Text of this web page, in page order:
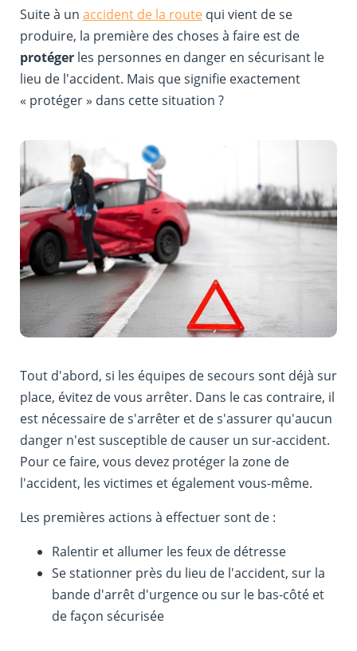
Suite à un accident de la routequi vient de se
produire, la première des choses à faire est de
protégerles personnes en danger en sécurisant le
lieu de l'accident. Mais que signifie exactement
« protéger » dans cette situation ?
Tout d'abord, si les équipes de secours sont déjà sur
place, évitez de vous arrêter. Dans le cas contraire, il
est nécessaire de s'arrêter et de s'assurer qu'aucun
danger n'est susceptible de causer un sur-accident.
Pour ce faire, vous devez protéger la zone de
l'accident, les victimes et également vous-même.
Les premières actions à effectuer sont de :
Ralentir et allumer les feux de détresse
Se stationner près du lieu de l'accident, sur la
bande d'arrêt d'urgence ou sur le bas-côté et
de façon sécurisée